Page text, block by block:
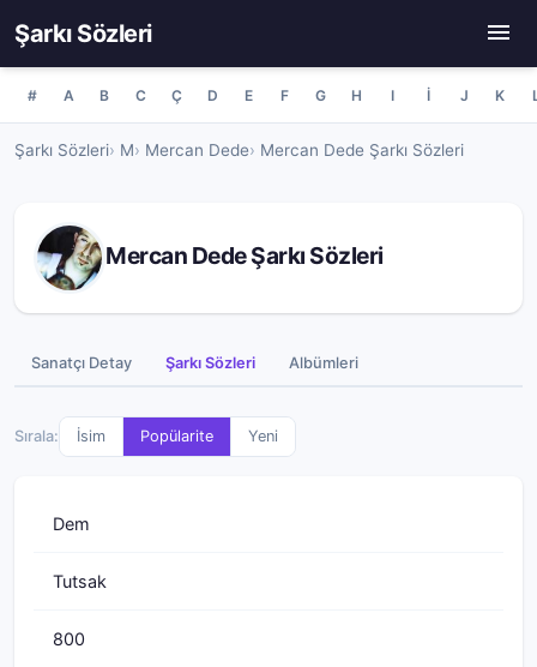
Şarkı Sözleri
# A B C Ç D E F G H I İ J K
Şarkı Sözleri M Mercan Dede Mercan Dede Şarkı Sözleri
Mercan Dede Şarkı Sözleri
Sanatçı Detay Şarkı Sözleri Albümleri
Sırala: İsim Popülarite Yeni
Dem
Tutsak
800